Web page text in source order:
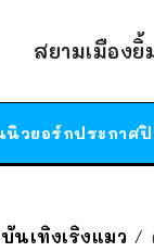
สยามเมืองยิ้
บันเทิงเริงแมว /